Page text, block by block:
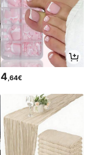
4,64€